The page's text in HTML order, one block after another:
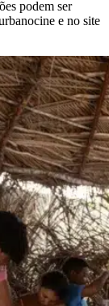
podem ser
e no site